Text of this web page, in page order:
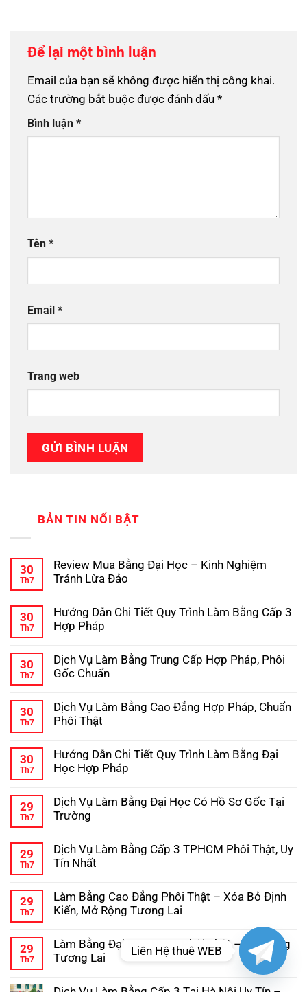
Để lại một bình luận
Email của bạn sẽ không được hiển thị công khai.
Các trường bắt buộc được đánh dấu *
Bình luận *
Tên *
Email *
Trang web
BẢN TIN NỔI BẬT
30
Th7
Review Mua Bằng Đại Học – Kinh Nghiệm
Tránh Lừa Đảo
bình
luận
ở
Bằng
Đại
Học
Nghiệm
Tránh
Lừa
30
Th7
Hướng Dẫn Chi Tiết Quy Trình Làm Bằng Cấp 3
Hợp Pháp
bình
luận
ở
Chi
Tiết
Quy
Bằng
Cấp
3
30
Th7
Dịch Vụ Làm Bằng Trung Cấp Hợp Pháp, Phôi
Gốc Chuẩn
bình
luận
ở
Làm
Bằng
Trung
Pháp,
Phôi
Gốc
30
Th7
Dịch Vụ Làm Bằng Cao Đẳng Hợp Pháp, Chuẩn
Phôi Thật
bình
luận
ở
Làm
Bằng
Cao
Pháp,
Chuẩn
Phôi
30
Th7
Hướng Dẫn Chi Tiết Quy Trình Làm Bằng Đại
Học Hợp Pháp
bình
luận
ở
Chi
Tiết
Quy
Bằng
Đại
Học
29
Th7
Dịch Vụ Làm Bằng Đại Học Có Hồ Sơ Gốc Tại
Trường
bình
luận
ở
Làm
Bằng
Đại
Hồ
Sơ
Gốc
29
Th7
Dịch Vụ Làm Bằng Cấp 3 TPHCM Phôi Thật, Uy
Tín Nhất
bình
luận
ở
Làm
Bằng
Cấp
29
Th7
Làm Bằng Cao Đẳng Phôi Thật – Xóa Bỏ Định
Kiến, Mở Rộng Tương Lai
bình
luận
ở
29
Th7
Làm Bằng Đại Học RMIT Phôi Thật – Mở Rộng
Tương Lai
Liên Hệ thuê WEB